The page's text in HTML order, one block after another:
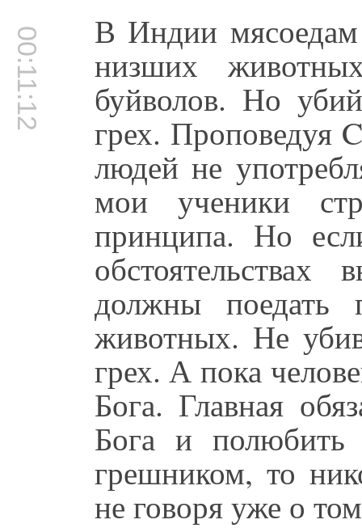
00:11:12 В Индии мясоедам
низших
буйволов. Но
грех. Проповедуя
людей не
мои ученики
принципа. Но
должны поедать
животных. Не
грех. А пока
Бога. Главная
Бога и
грешником, то
не говоря уже о